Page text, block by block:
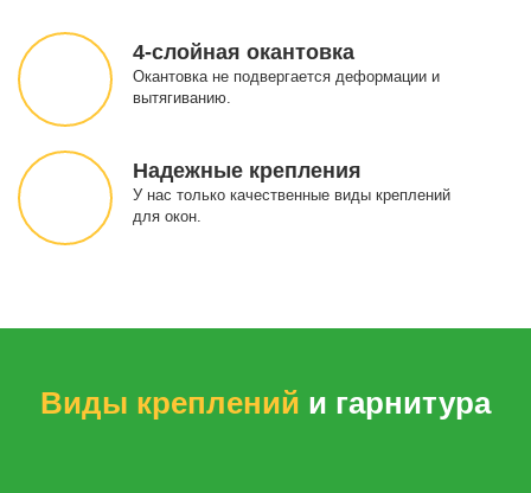
4-слойная окантовка
Окантовка не подвергается деформации и
вытягиванию.
Надежные крепления
У нас только качественные виды креплений
для окон.
Виды креплений и гарнитура